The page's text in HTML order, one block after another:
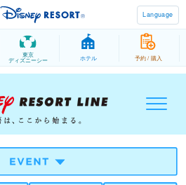
Language
東京
ディズニーシー ホテル 予約 / 購入